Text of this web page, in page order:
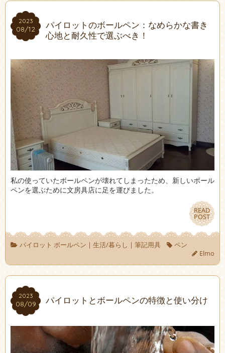
2023
08/12
2023
08/12
パイロットのボールペン：なめらかな書き
心地と耐久性で選ぶべき！
私の使っていたボールペンが壊れてしまったため、新しいボール
ペンを選ぶために文房具店に足を運びました。
READ
POST
READ
POST
パイロット ボールペン | 生活/暮らし | 筆記用具
ペン
Elmo
2023
08/09
2023
08/09 パイロットとボールペンの特徴と使い分け